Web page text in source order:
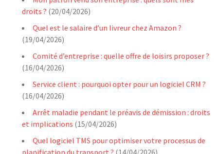
droits ? (20/04/2026)
Quel est le salaire d’un livreur chez Amazon ?
(19/04/2026)
Comité d’entreprise : quelle offre de loisirs proposer ?
(16/04/2026)
Service client : pourquoi opter pour un logiciel CRM ?
(16/04/2026)
Arrêt maladie pendant le préavis de démission : droits
et implications (15/04/2026)
Quel logiciel TMS pour optimiser votre processus de